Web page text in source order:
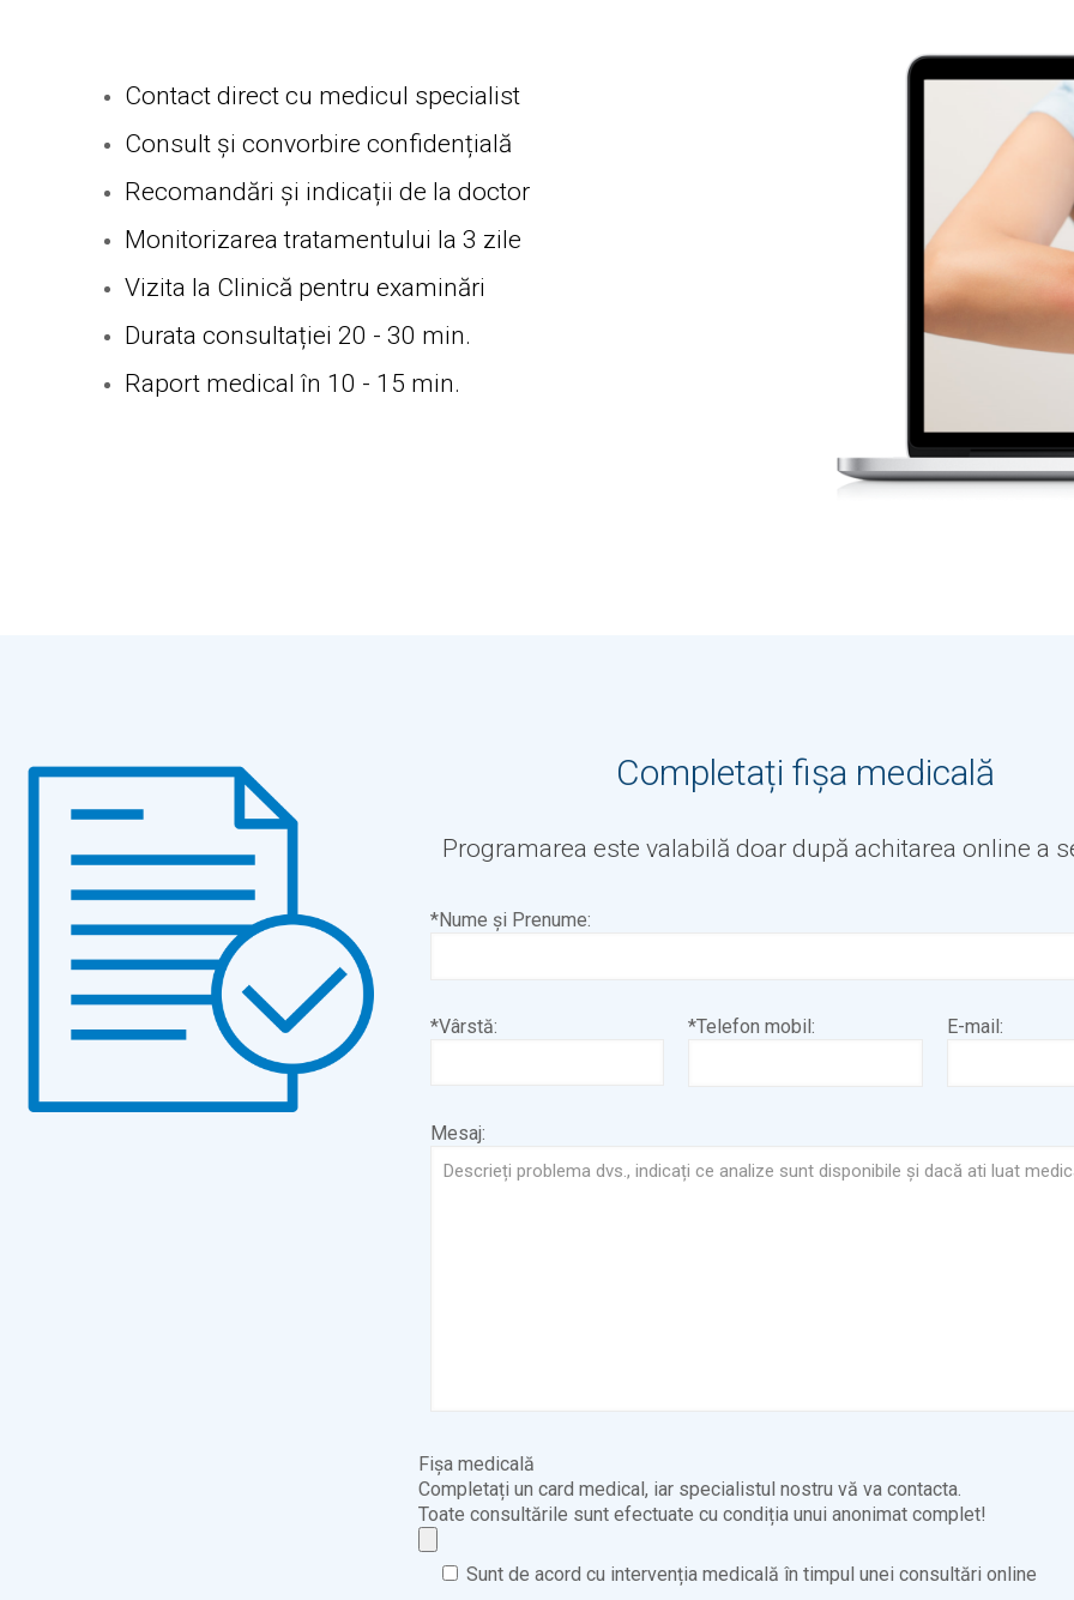
Contact direct cu medicul specialist
Consult și convorbire confidențială
Recomandări și indicații de la doctor
Monitorizarea tratamentului la 3 zile
Vizita la Clinică pentru examinări
Durata consultației 20 - 30 min.
Raport medical în 10 - 15 min.
Completați fișa medicală
Programarea este valabilă doar după achitarea online a
*Nume și Prenume:
*Vârstă: *Telefon mobil: E-mail:
Mesaj:
Fișa medicală
Completați un card medical, iar specialistul nostru vă va contacta.
Toate consultările sunt efectuate cu condiția unui anonimat complet!
Sunt de acord cu intervenția medicală în timpul unei consultări online